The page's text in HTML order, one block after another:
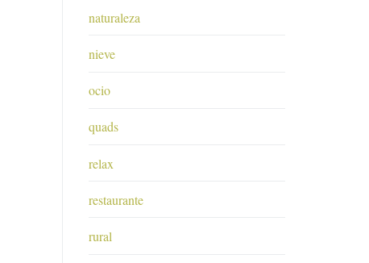
naturaleza
nieve
ocio
quads
relax
restaurante
rural